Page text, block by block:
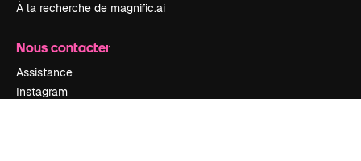
À la recherche de magnific.ai
Nous contacter
Assistance
Instagram